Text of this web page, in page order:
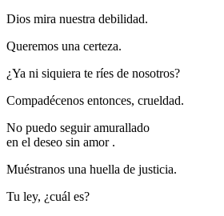
Dios mira nuestra debilidad.
Queremos una certeza.
¿Ya ni siquiera te ríes de nosotros?
Compadécenos entonces, crueldad.
No puedo seguir amurallado
en el deseo sin amor .
Muéstranos una huella de justicia.
Tu ley, ¿cuál es?